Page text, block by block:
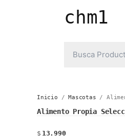
chm1
Inicio /Mascotas /
Alimento Propia
$ 13.990